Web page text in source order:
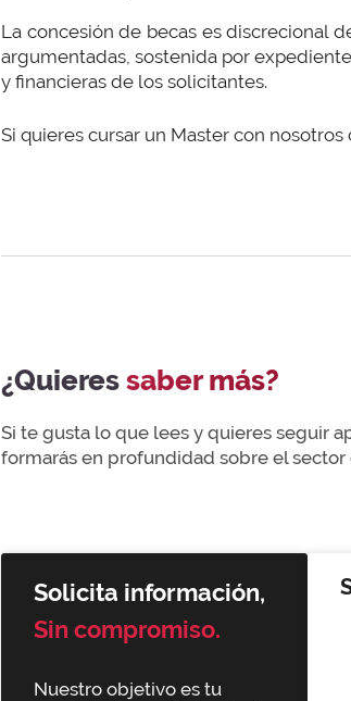
La concesión de becas es discrecional
argumentadas, sostenida por
y financieras de los solicitantes.
Si quieres cursar un Master con
¿Quieressaber más?
Si te gusta lo que lees y quieres seguir
formarás en profundidad sobre el sector
Solicita información,
Sin compromiso.
Nuestro objetivo es tu